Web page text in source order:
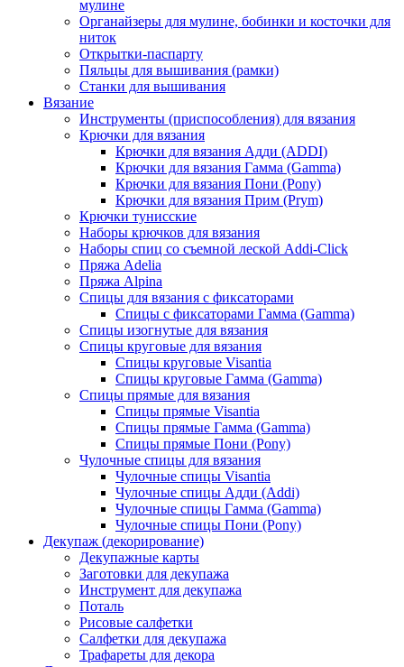
мулине
Органайзеры для мулине, бобинки и косточки для
ниток
Открытки-паспарту
Пяльцы для вышивания (рамки)
Станки для вышивания
Вязание
Инструменты (приспособления) для вязания
Крючки для вязания
Крючки для вязания Адди (ADDI)
Крючки для вязания Гамма (Gamma)
Крючки для вязания Пони (Pony)
Крючки для вязания Прим (Prym)
Крючки тунисские
Наборы крючков для вязания
Наборы спиц со съемной леской Addi-Click
Пряжа Adelia
Пряжа Alpina
Спицы для вязания с фиксаторами
Спицы с фиксаторами Гамма (Gamma)
Спицы изогнутые для вязания
Спицы круговые для вязания
Спицы круговые Visantia
Спицы круговые Гамма (Gamma)
Спицы прямые для вязания
Спицы прямые Visantia
Спицы прямые Гамма (Gamma)
Спицы прямые Пони (Pony)
Чулочные спицы для вязания
Чулочные спицы Visantia
Чулочные спицы Адди (Addi)
Чулочные спицы Гамма (Gamma)
Чулочные спицы Пони (Pony)
Декупаж (декорирование)
Декупажные карты
Заготовки для декупажа
Инструмент для декупажа
Поталь
Рисовые салфетки
Салфетки для декупажа
Трафареты для декора